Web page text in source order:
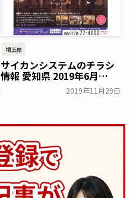
埼玉県
サイカンシステムのチラシ
情報 愛知県 2019年6月
2019年11月29日